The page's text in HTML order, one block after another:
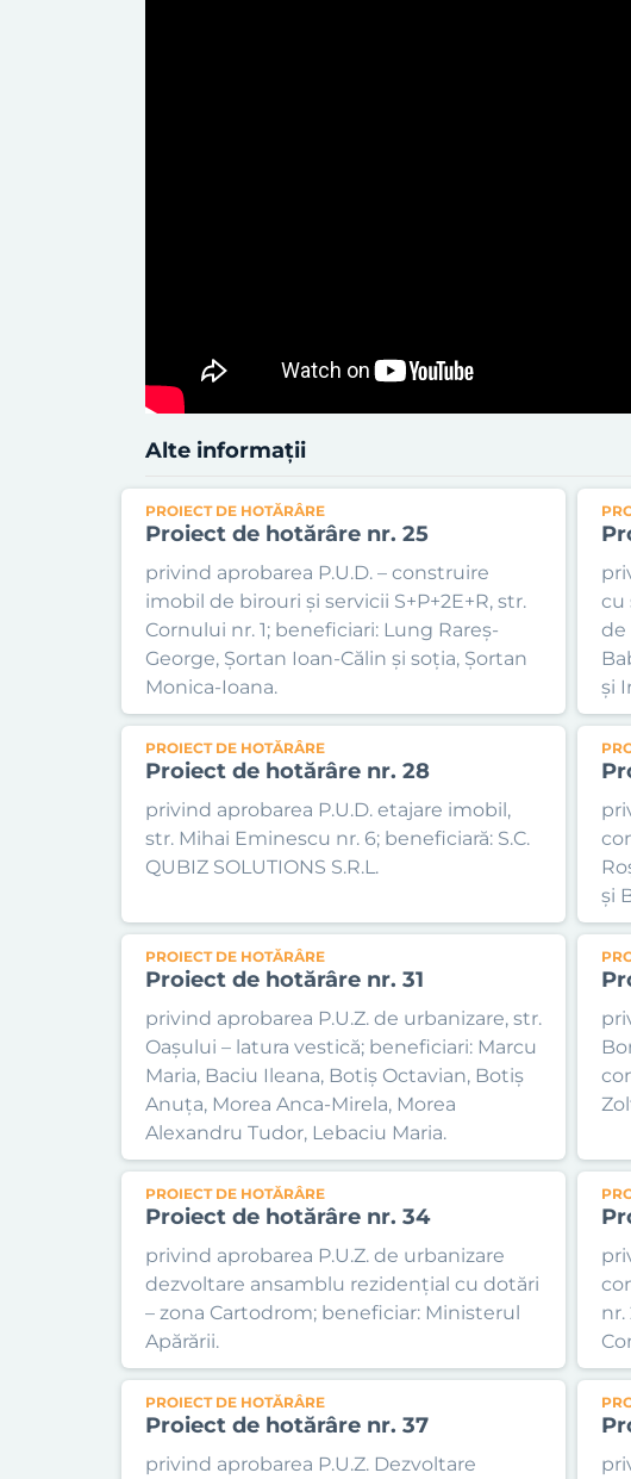
Alte informații
PROIECT DE HOTĂRÂRE
Proiect de hotărâre nr. 25
privind aprobarea P.U.D. – construire
imobil de birouri și servicii S+P+2E+R, str.
Cornului nr. 1; beneficiari: Lung Rareș-
George, Șortan Ioan-Călin și soția, Șortan
Monica-Ioana.
cu
de
și
PROIECT DE HOTĂRÂRE
Proiect de hotărâre nr. 28
privind aprobarea P.U.D. etajare imobil,
str. Mihai Eminescu nr. 6; beneficiară: S.C.
QUBIZ SOLUTIONS S.R.L.
și
PROIECT DE HOTĂRÂRE
Proiect de hotărâre nr. 31
privind aprobarea P.U.Z. de urbanizare, str.
Oașului – latura vestică; beneficiari: Marcu
Maria, Baciu Ileana, Botiș Octavian, Botiș
Anuța, Morea Anca-Mirela, Morea
Alexandru Tudor, Lebaciu Maria.
PROIECT DE HOTĂRÂRE
Proiect de hotărâre nr. 34
privind aprobarea P.U.Z. de urbanizare
dezvoltare ansamblu rezidențial cu dotări
– zona Cartodrom; beneficiar: Ministerul
Apărării.
nr.
PROIECT DE HOTĂRÂRE
Proiect de hotărâre nr. 37
privind aprobarea P.U.Z. Dezvoltare